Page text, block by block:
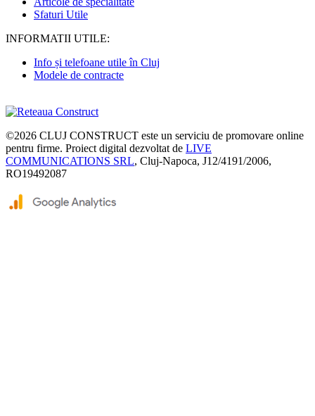
Sfaturi Utile
INFORMATII UTILE:
Info și telefoane utile în Cluj
Modele de contracte
©2026 CLUJ CONSTRUCT este un serviciu de promovare online
pentru firme. Proiect digital dezvoltat de LIVE
COMMUNICATIONS SRL, Cluj-Napoca, J12/4191/2006,
RO19492087